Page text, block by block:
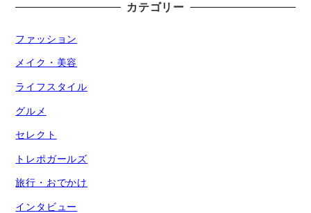
カテゴリー
ファッション
メイク・美容
ライフスタイル
グルメ
セレクト
トレポガールズ
旅行・おでかけ
インタビュー